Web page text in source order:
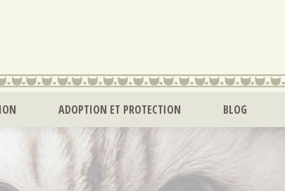
ADOPTION ET PROTECTION BLOG